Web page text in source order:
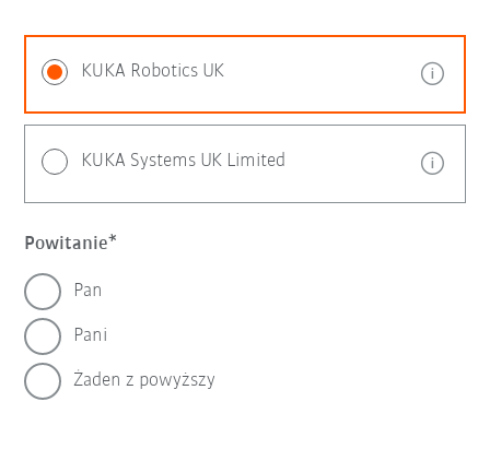
KUKA Robotics UK
KUKA Systems UK Limited
Powitanie
Pan
Pani
Żaden z powyższy